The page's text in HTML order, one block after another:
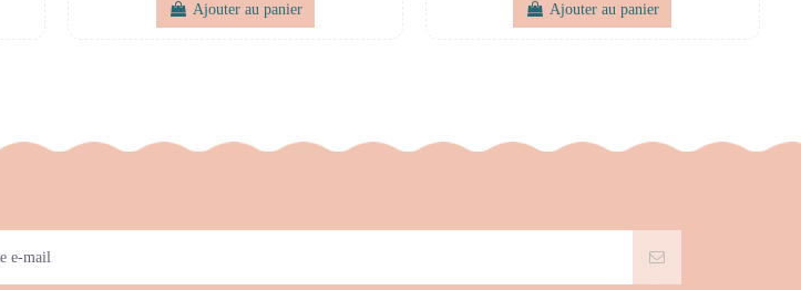
Ajouter au panier Ajouter au panier